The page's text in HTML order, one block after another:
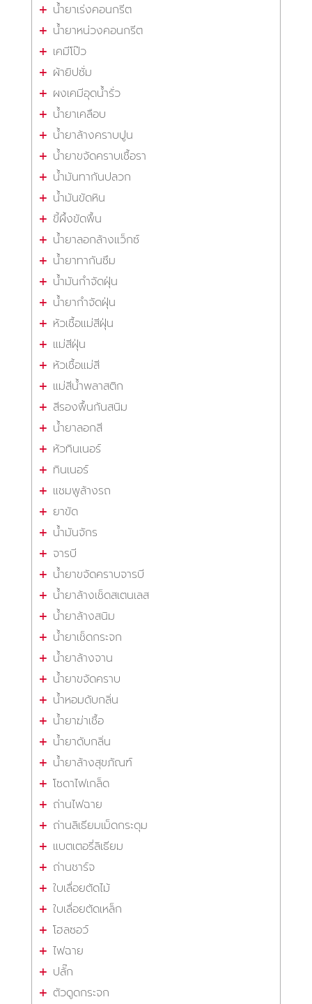
น้ำยาเร่งคอนกรีต
น้ำยาหน่วงคอนกรีต
เคมีโป๊ว
ผ้ายิปซั่ม
ผงเคมีอุดน้ำรั่ว
น้ำยาเคลือบ
น้ำยาล้างคราบปูน
น้ำยาขจัดคราบเชื้อรา
น้ำมันทากันปลวก
น้ำมันขัดหิน
ขี้ผึ้งขัดพื้น
น้ำยาลอกล้างแว็กซ์
น้ำยาทากันซึม
น้ำมันกำจัดฝุ่น
น้ำยากำจัดฝุ่น
หัวเชื้อแม่สีฝุ่น
แม่สีฝุ่น
หัวเชื้อแม่สี
แม่สีน้ำพลาสติก
สีรองพื้นกันสนิม
น้ำยาลอกสี
หัวทินเนอร์
ทินเนอร์
แชมพูล้างรถ
ยาขัด
น้ำมันจักร
จารบี
น้ำยาขจัดคราบจารบี
น้ำยาล้างเช็ดสเตนเลส
น้ำยาล้างสนิม
น้ำยาเช็ดกระจก
น้ำยาล้างจาน
น้ำยาขจัดคราบ
น้ำหอมดับกลิ่น
น้ำยาฆ่าเชื้อ
น้ำยาดับกลิ่น
น้ำยาล้างสุขภัณฑ์
โซดาไฟเกล็ด
ถ่านไฟฉาย
ถ่านลิเธียมเม็ดกระดุม
แบตเตอรี่ลิเธียม
ถ่านชาร์จ
ใบเลื่อยตัดไม้
ใบเลื่อยตัดเหล็ก
โฮลซอว์
ไฟฉาย
ปลั๊ก
ตัวดูดกระจก